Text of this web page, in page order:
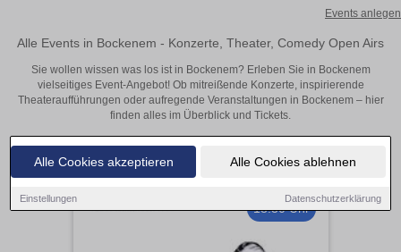
Alle Cookies akzeptieren Alle Cookies ablehnen
Einstellungen Datenschutzerklärung
Events anlegen
Alle Events in Bockenem - Konzerte, Theater, Comedy Open Airs
Sie wollen wissen was los ist in Bockenem? Erleben Sie in Bockenem
vielseitiges Event-Angebot! Ob mitreißende Konzerte, inspirierende
Theateraufführungen oder aufregende Veranstaltungen in Bockenem – hier
finden alles im Überblick und Tickets.
18:30 Uhr